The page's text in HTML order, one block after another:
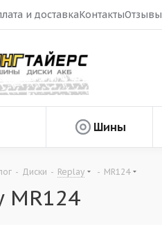
и доставкаКонтактыОтзывы
Шины
- Диски - Replay - MR124
MR124